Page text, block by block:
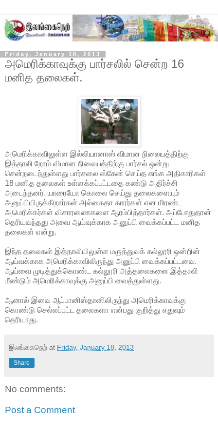
Friday, January 18, 2013
அமெரிக்காவுக்கு பார்சலில் சென்ற 16
மனித தலைகள்.
அமெரிக்காவிலுள்ள இல்லியானாஸ் விமான நிலையத்திற்கு
இத்தாலி றோம் விமான நிலையத்திற்கு பார்சல் ஒன்று
சென்றடைந்துள்ளது பார்சலை ஸ்கேன் செய்த சுங்க அதிகாரிகள்
18 மனித தலைகள் உள்ளக்கப்பட்டதை கண்டு அதிர்ச்சி
அடைந்தனர். யாரையோ கொலை செய்து தலைகளையும்
அனுப்பியிருக்கிறார்கள் அல்கைதா காரர்கள் என மிரண்ட
அமெரிக்கர்கள் விசாரணைகளை ஆரம்பித்தார்கள். அப்போதுதான்
தெரியவந்தது அவை ஆய்வுக்காக அனுப்பி வைக்கப்பட்ட மனித
தலைகள் என்று.
இந்த தலைகள் இத்தாலியிலுள்ள மருத்துவக் கல்லூரி ஒன்றின்
ஆய்வக்காக அமெரிக்காவிலிருந்து அனுப்பி வைக்கப்பட்டவை.
ஆய்வை முடித்துக்கொண்ட கல்லூரி அத்தலைகளை இத்தாலி
மீண்டும் அமெரிக்காவுக்கு அனுப்பி வைத்துள்ளது.
ஆனால் இவை ஆப்பானிஸ்தானிலிருந்து அமெரிக்காவுக்கு
கொண்டு செல்லப்பட்ட தலைகளா என்பது குறித்து எதுவும்
தெரியாது.
இலங்கைநெற் at Friday, January 18, 2013
Share
No comments:
Post a Comment